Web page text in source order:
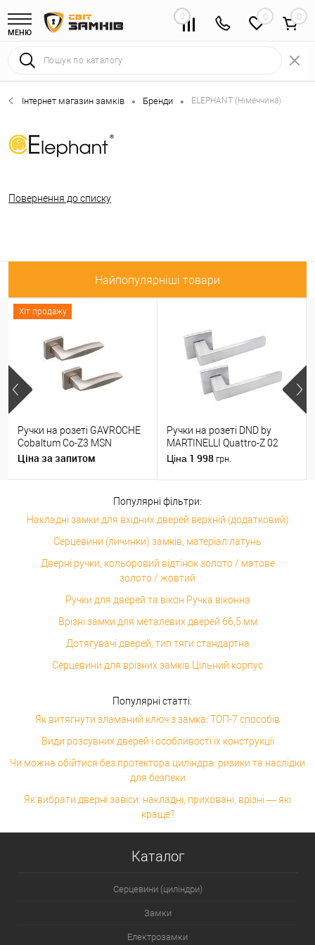
МЕНЮ
0 0
Інтернет магазин замків • Бренди • ELEPHANT (Німеччина)
Повернення до списку
Найпопулярніші товари
Хіт продажу
Ручки на розеті GAVROCHE
Cobaltum Co-Z3 MSN
матовий нікель
Ціна за запитом
Ручки на розеті DND by
MARTINELLI Quattro-Z 02
ZCS матовий хром
Ціна 1 998 грн.
Популярні фільтри:
Накладні замки для вхідних дверей верхній (додатковий)
Серцевини (личинки) замків, матеріал латунь
Дверні ручки, кольоровий відтінок золото / матове
золото / жовтий
Ручки для дверей та вікон Ручка віконна
Врізні замки для металевих дверей 66,5 мм
Дотягувачі дверей, тип тяги стандартна
Серцевини для врізних замків Цільний корпус
Популярні статті:
Як витягнути зламаний ключ з замка: ТОП-7 способів
Види розсувних дверей і особливості їх конструкції
Чи можна обійтися без протектора циліндра: ризики та наслідки
для безпеки
Як вибрати дверні завіси: накладні, приховані, врізні — які
краще?
Каталог
Серцевини (циліндри)
Замки
Електрозамки